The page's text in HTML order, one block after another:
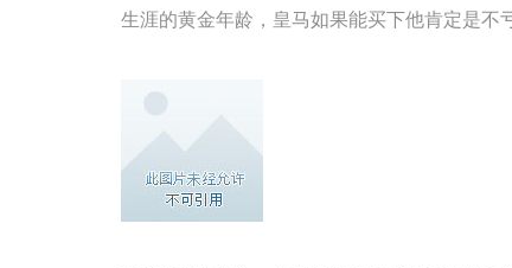
生涯的黄金年龄，皇马如果能买下他肯定是不